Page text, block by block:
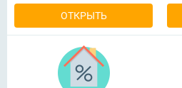
ОТКРЫТЬ